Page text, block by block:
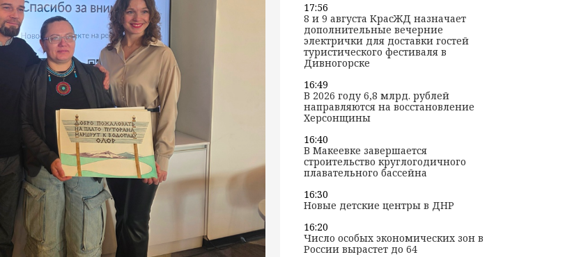
17:56
8 и 9 августа КрасЖД назначает
дополнительные вечерние
электрички для доставки гостей
туристического фестиваля в
Дивногорске
16:49
В 2026 году 6,8 млрд. рублей
направляются на восстановление
Херсонщины
16:40
В Макеевке завершается
строительство круглогодичного
плавательного бассейна
16:30
Новые детские центры в ДНР
16:20
Число особых экономических зон в
России вырастет до 64